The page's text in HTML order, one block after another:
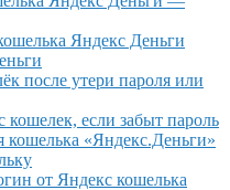
Яндекс Деньги
после утери пароля или
кошелек, если забыт пароль
кошелька «Яндекс.Деньги»
от Яндекс кошелька